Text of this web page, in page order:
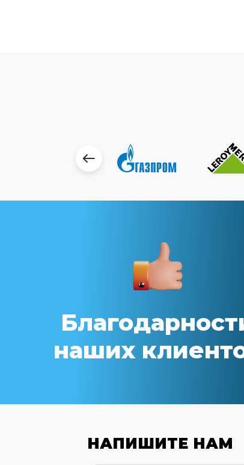
наших
НАПИШИТЕ НАМ